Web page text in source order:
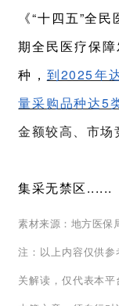
《“十四五”全
期全民医疗保
种， 到2025年
量采购品种达5
金额较高、市场
集采无禁区......
素材来源：地方医保
注：以上内容仅供
关解读，仅代表本